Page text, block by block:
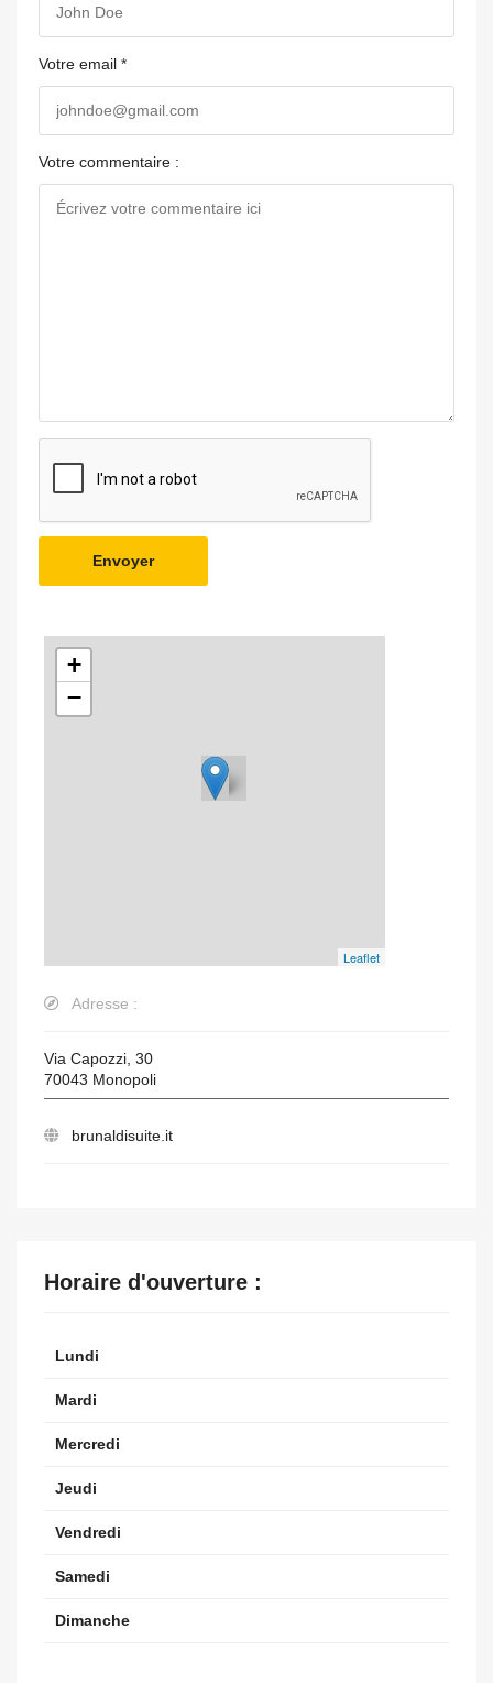
Votre email *
Votre commentaire :
Envoyer
+
−
Leaflet
Adresse :
Via Capozzi, 30
70043 Monopoli
brunaldisuite.it
Horaire d'ouverture :
Lundi
Mardi
Mercredi
Jeudi
Vendredi
Samedi
Dimanche